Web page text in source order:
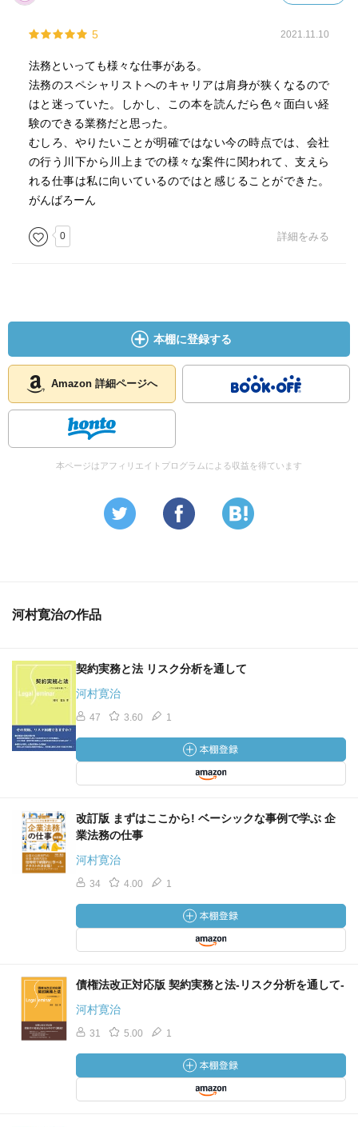
5 2021.11.10
法務といっても様々な仕事がある。
法務のスペシャリストへのキャリアは肩身が狭くなるので
はと迷っていた。しかし、この本を読んだら色々面白い経
験のできる業務だと思った。
むしろ、やりたいことが明確ではない今の時点では、会社
の行う川下から川上までの様々な案件に関われて、支えら
れる仕事は私に向いているのではと感じることができた。
がんばろーん
0 詳細をみる
本棚に登録する
Amazon 詳細ページへ
本ページはアフィリエイトプログラムによる収益を得ています
河村寛治の作品
契約実務と法 リスク分析を通して
河村寛治
47 3.60 1
改訂版 まずはここから! ベーシックな事例で学ぶ 企
業法務の仕事
河村寛治
34 4.00 1
債権法改正対応版 契約実務と法-リスク分析を通して-
河村寛治
31 5.00 1